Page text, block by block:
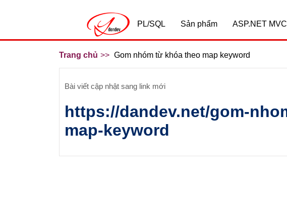
PL/SQL Sản phẩm ASP.NET MVC
Trang chủ Gom nhóm từ khóa theo map keyword
Bài viết cập nhật sang link mới
https://dandev.net/gom-
map-keyword